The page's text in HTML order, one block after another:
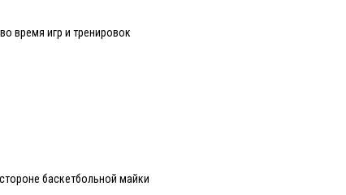
время игр и тренировок
баскетбольной майки